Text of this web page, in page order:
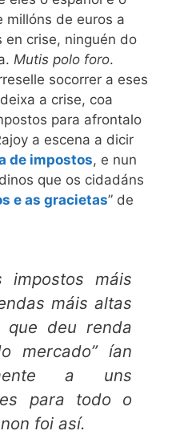
millóns de euros a
en crise, ninguén do
Mutis polo foro.
socorrer a eses
a crise, coa
para afrontalo
a escena a dicir
de impostos, e nun
que os cidadáns
e as gracietas” de
impostos máis
máis altas
que deu renda
mercado” ían
a uns
para todo o
foi así.